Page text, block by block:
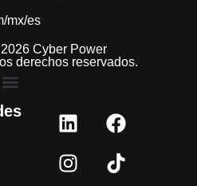
mx/es
Cyber Power
derechos reservados.